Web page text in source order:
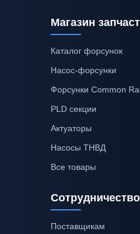
Магазин
Каталог форсунок
Насос-форсунки
Форсунки Common
PLD секции
Актуаторы
Насосы ТНВД
Все товары
Сотрудничество
Поставщикам